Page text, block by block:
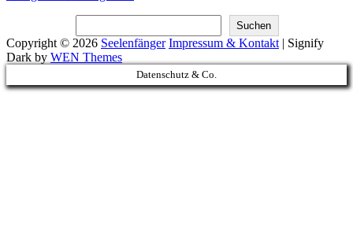
2024
–
Silberjubiläum
Suchen
Copyright © 2026 Seelenfänger Impressum & Kontakt | Signify
Dark by WEN Themes
Scroll
Up
Datenschutz & Co.